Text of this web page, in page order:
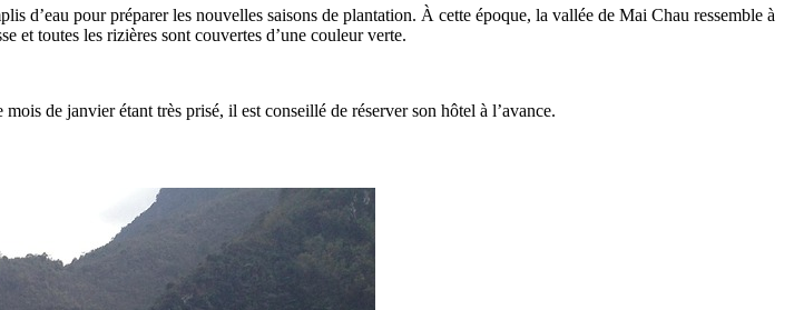
d’eau pour préparer les nouvelles saisons de plantation. À cette époque, la vallée de Mai Chau ressemble à
et toutes les rizières sont couvertes d’une couleur verte.
de janvier étant très prisé, il est conseillé de réserver son hôtel à l’avance.